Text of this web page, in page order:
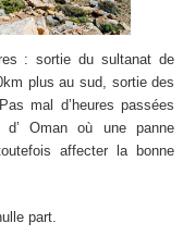
: sortie du sultanat de
plus au sud, sortie des
mal d’heures passées
d’ Oman où une panne
affecter la bonne
part.